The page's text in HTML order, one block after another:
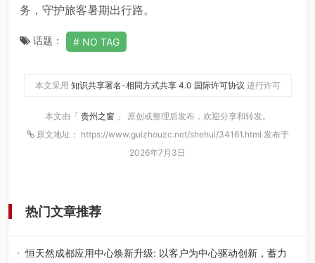
务，守护旅客暑期出行路。
话题： NO TAG
本文采用 知识共享署名-相同方式共享 4.0 国际许可协议 进行许可
本文由「 贵州之窗 」 原创或整理后发布，欢迎分享和转发。
原文地址： https://www.guizhouzc.net/shehui/34161.html 发布于
2026年7月3日
热门文章推荐
恒天然成都应用中心焕新升级: 以客户为中心驱动创新，蓄力